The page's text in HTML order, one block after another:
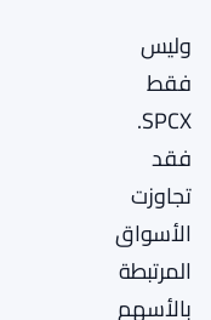
وليس
فقط
SPCX.
فقد
تجاوزت
الأسواق
المرتبطة
بالأسهم